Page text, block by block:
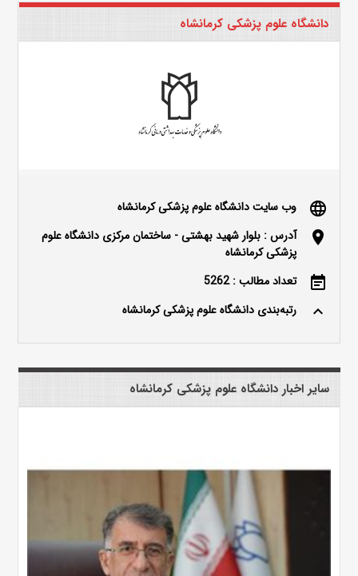
دانشگاه علوم پزشکی کرمانشاه
language وب سایت دانشگاه علوم پزشکی کرمانشاه
location_on
آدرس : بلوار شهید بهشتی - ساختمان مرکزی دانشگاه علوم
پزشکی کرمانشاه
event_note تعداد مطالب : 5262
keyboard_arrow_up رتبه‌بندی دانشگاه علوم پزشکی کرمانشاه
سایر اخبار دانشگاه علوم پزشکی کرمانشاه